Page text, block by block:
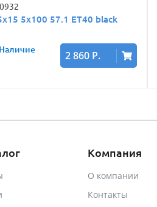
5x100 57.1 ET40 black
Наличие 2 860 Р.
Компания
О компании
Контакты